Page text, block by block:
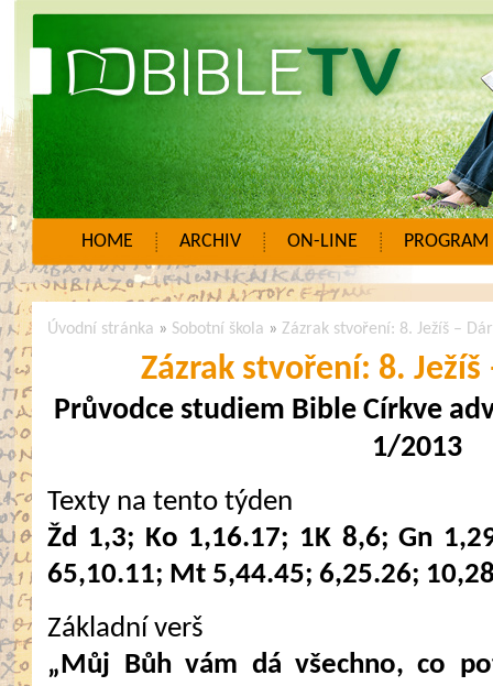
HOME ARCHIV ON-LINE PROGRAM
Úvodní stránka » Sobotní škola »Zázrak stvoření: 8. Ježíš –
Zázrak stvoření: 8.
Průvodce studiem Bible Církve
1/2013
Texty na tento týden
Žd 1,3; Ko 1,16.17; 1K 8,6; Gn
65,10.11; Mt 5,44.45; 6,25.26;
Základní verš
„Můj Bůh vám dá všechno, co